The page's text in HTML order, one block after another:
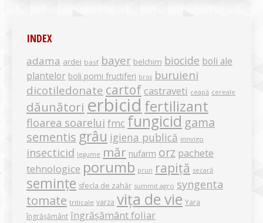
INDEX
adama ardei basf bayer belchim biocide boli ale
plantelor boli pomi fructiferi bros buruieni
dicotiledonate cartof castraveti ceapă cereale
dăunători erbicid fertilizant
floarea soarelui fmc fungicid gama
sementis grâu igiena publică innvigo
insecticid legume măr nufarm orz pachete
tehnologice porumb prun rapiță secară
semințe sfecla de zahăr summit agro syngenta
tomate triticale varza vița de vie Yara
îngrășământ îngrășământ foliar